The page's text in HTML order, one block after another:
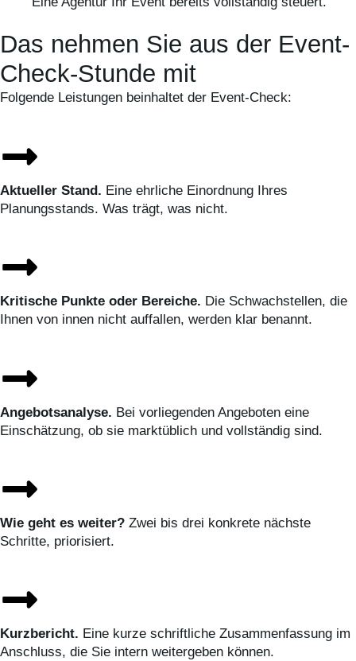
Das nehmen Sie aus der Event-
Check-Stunde mit
Folgende Leistungen beinhaltet der Event-Check:
Aktueller Stand. Eine ehrliche Einordnung Ihres
Planungsstands. Was trägt, was nicht.
Kritische Punkte oder Bereiche. Die Schwachstellen, die
Ihnen von innen nicht auffallen, werden klar benannt.
Angebotsanalyse. Bei vorliegenden Angeboten eine
Einschätzung, ob sie marktüblich und vollständig sind.
Wie geht es weiter? Zwei bis drei konkrete nächste
Schritte, priorisiert.
Kurzbericht. Eine kurze schriftliche Zusammenfassung im
Anschluss, die Sie intern weitergeben können.